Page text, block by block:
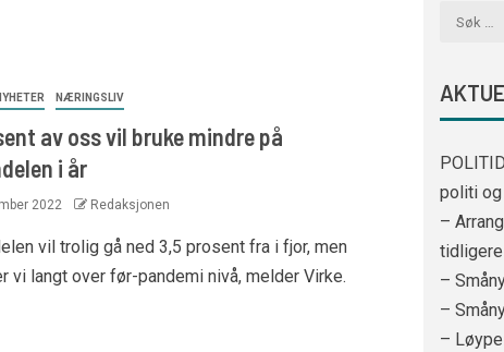
NÆRINGSLIV
av oss vil bruke mindre på
i år
2022 Redaksjonen
vil trolig gå ned 3,5 prosent fra i fjor, men
vi langt over før-pandemi nivå, melder Virke.
politi og
–
–
–
–